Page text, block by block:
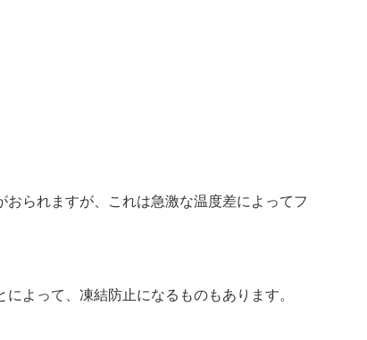
られますが、これは急激な温度差によってフ
よって、凍結防止になるものもあります。